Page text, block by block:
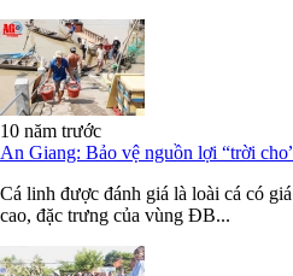
10 năm trước
An Giang: Bảo vệ nguồn lợi “trời
Cá linh được đánh giá là loài cá có
cao, đặc trưng của vùng ĐB...